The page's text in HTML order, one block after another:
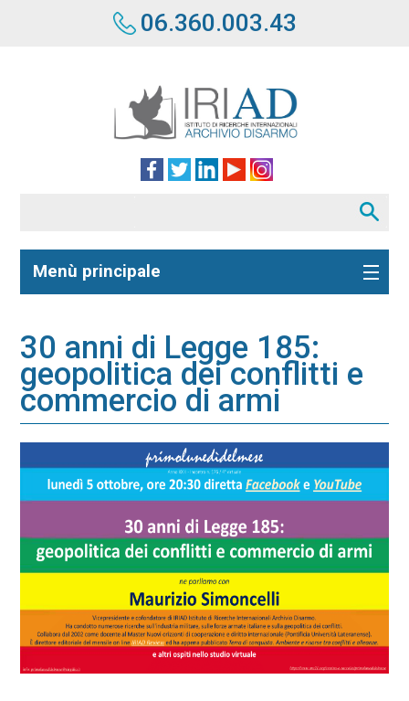
06.360.003.43
Menù principale
30 anni di Legge 185:
geopolitica dei conflitti e
commercio di armi